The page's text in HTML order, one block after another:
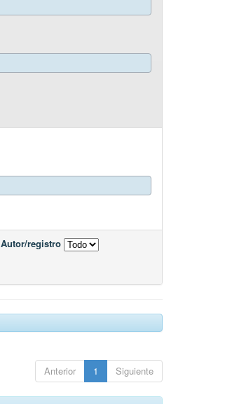
Autor/registro
Anterior 1 Siguiente